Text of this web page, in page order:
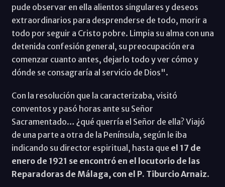
pude observar en ella alientos singulares y deseos
extraordinarios para desprenderse de todo, morir a
todo por seguir a Cristo pobre. Limpia su alma con una
detenida confesión general, su preocupación era
comenzar cuanto antes, dejarlo todo y ver cómo y
dónde se consagraría al servicio de Dios".
Con la resolución que la caracterizaba, visitó
conventos y pasó horas ante su Señor
Sacramentado… ¿qué querría el Señor de ella? Viajó
de una parte a otra de la Península, según le iba
indicando su director espiritual, hasta que el 17 de
enero de 1921 se encontró en el locutorio de las
Reparadoras de Málaga, con el P. Tiburcio Arnaiz.